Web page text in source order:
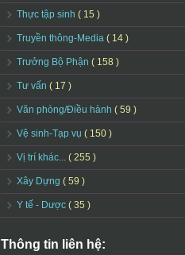
Thực tập sinh ( 15 )
Truyền thông-Media ( 14 )
Trưởng Bộ Phận ( 158 )
Tư vấn ( 17 )
Văn phòng/Điều hành ( 59 )
Vệ sinh-Tạp vụ ( 150 )
Vị trí khác... ( 255 )
Xây Dựng ( 59 )
Y tế - Dược ( 35 )
Thông tin liên hệ: